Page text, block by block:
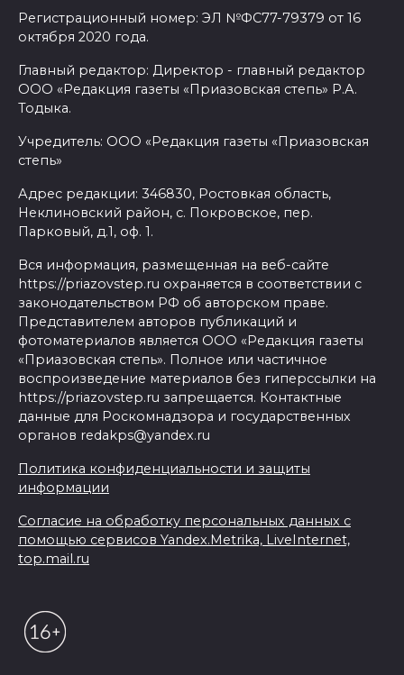
Регистрационный номер: ЭЛ №ФС77-79379 от 16
октября 2020 года.
Главный редактор: Директор - главный редактор
ООО «Редакция газеты «Приазовская степь» Р.А.
Тодыка.
Учредитель: ООО «Редакция газеты «Приазовская
степь»
Адрес редакции: 346830, Ростовкая область,
Неклиновский район, с. Покровское, пер.
Парковый, д.1, оф. 1.
Вся информация, размещенная на веб-сайте
https://priazovstep.ru охраняется в соответствии с
законодательством РФ об авторском праве.
Представителем авторов публикаций и
фотоматериалов является ООО «Редакция газеты
«Приазовская степь». Полное или частичное
воспроизведение материалов без гиперссылки на
https://priazovstep.ru запрещается. Контактные
данные для Роскомнадзора и государственных
органов redakps@yandex.ru
Политика конфиденциальности и защиты
информации
Согласие на обработку персональных данных с
помощью сервисов Yandex.Metrika, LiveInternet,
top.mail.ru